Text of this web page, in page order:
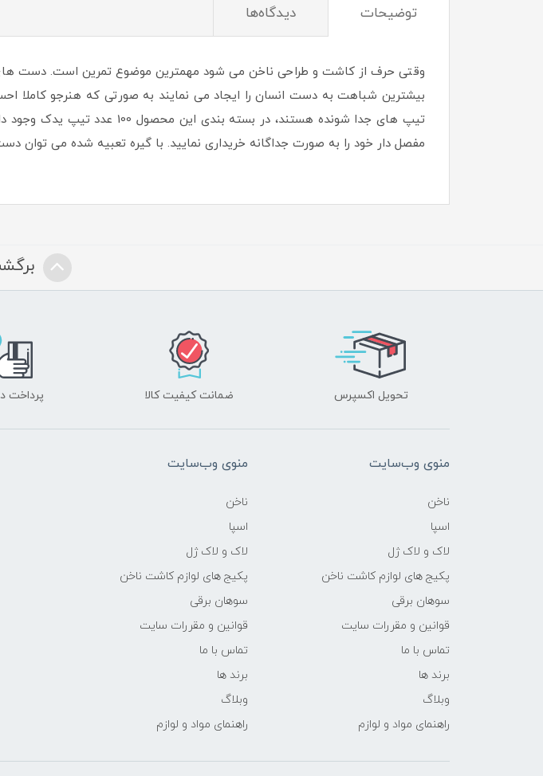
توضیحات دیدگاه‌ها
وقتی حرف از کاشت و طراحی ناخن می شود مهمترین موضوع تمرین است. دست
بیشترین شباهت به دست انسان را ایجاد می نمایند به صورتی که هنرجو
تیپ های جدا شونده هستند، در
مفصل دار خود را به صورت جداگانه خریداری نمایید. با گیره تعبیه شده می توان
تحویل اکسپرس ضمانت کیفیت کالا پرداخت
منوی وب‌سایت
ناخن
اسپا
لاک و لاک ژل
پکیج های لوازم کاشت ناخن
سوهان برقی
قوانین و مقررات سایت
تماس با ما
برند ها
وبلاگ
راهنمای مواد و لوازم
منوی وب‌سایت
ناخن
اسپا
لاک و لاک ژل
پکیج های لوازم کاشت ناخن
سوهان برقی
قوانین و مقررات سایت
تماس با ما
برند ها
وبلاگ
راهنمای مواد و لوازم